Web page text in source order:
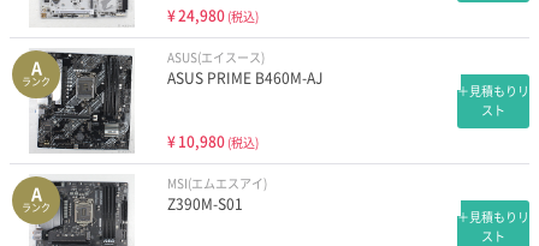
¥24,980 (税込)
A
ランク
ASUS(エイスース)
ASUS PRIME B460M-AJ
¥10,980 (税込)
＋見積もりリ
スト
A
ランク
MSI(エムエスアイ)
Z390M-S01
＋見積もりリ
スト